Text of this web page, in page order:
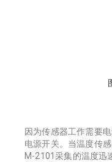
因为传感器工作需要
电源开关。当温度传
M-2101采集的温度迅